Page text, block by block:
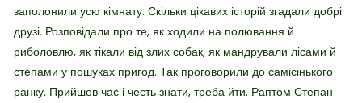
заполонили усю кімнату. Скільки цікавих історій згадали добрі
друзі. Розповідали про те, як ходили на полювання й
риболовлю, як тікали від злих собак, як мандрували лісами й
степами у пошуках пригод. Так проговорили до самісінького
ранку. Прийшов час і честь знати, треба йти. Раптом Степан